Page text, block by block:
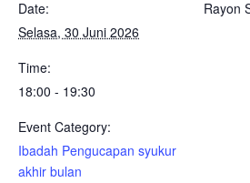
Date:
Selasa, 30 Juni 2026
Time:
18:00 - 19:30
Event Category:
Ibadah Pengucapan syukur
akhir bulan
Rayon